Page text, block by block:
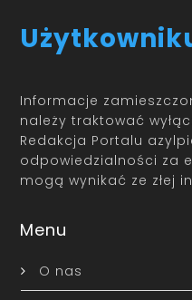
Informacje
należy traktować
Redakcja Portalu
odpowiedzialności za
mogą wynikać ze złej
Menu
O nas